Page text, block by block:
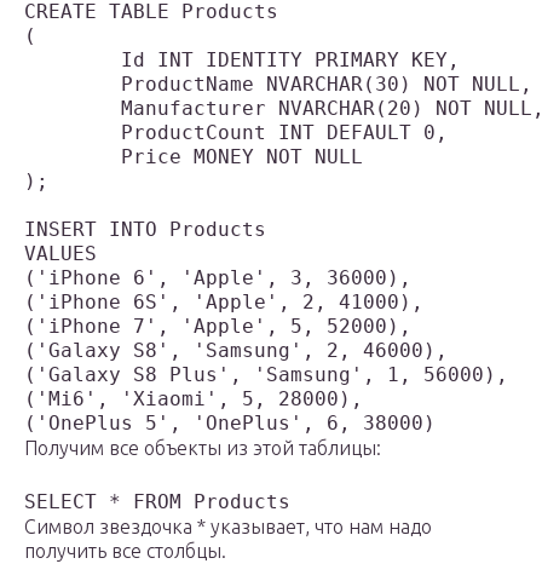
CREATE TABLE Products
(
);
INSERT INTO Products
VALUES
('iPhone 6', 'Apple', 3, 36000),
('iPhone 6S', 'Apple', 2, 41000),
('iPhone 7', 'Apple', 5, 52000),
('Galaxy S8', 'Samsung', 2, 46000),
('Galaxy S8 Plus', 'Samsung', 1, 56000),
('Mi6', 'Xiaomi', 5, 28000),
Получим все объекты из этой таблицы:
Символ звездочка * указывает, что нам надо
получить все столбцы.